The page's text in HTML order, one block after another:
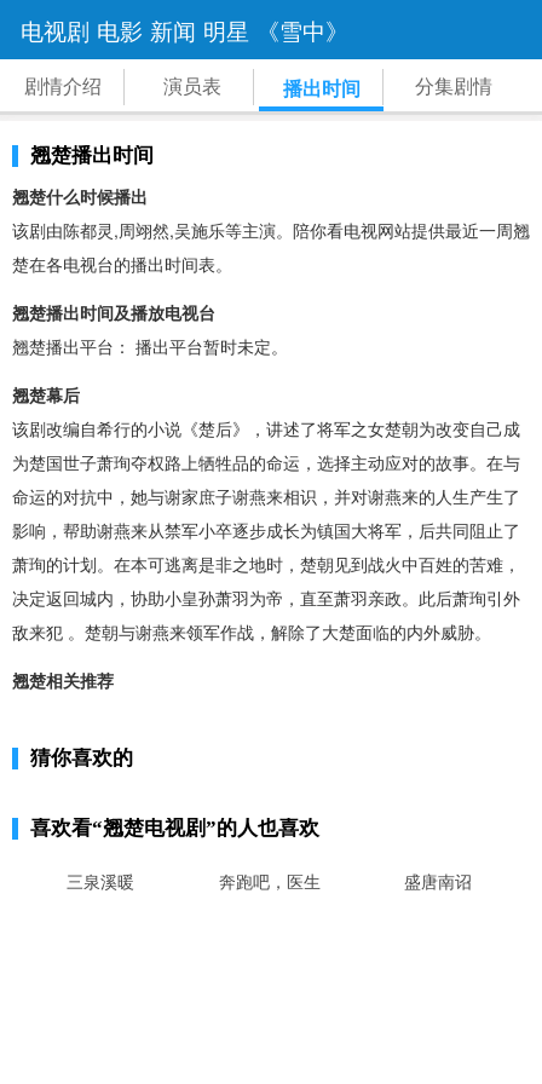
电视剧 电影 新闻 明星 《雪中》
剧情介绍 演员表 播出时间 分集剧情
翘楚播出时间
翘楚什么时候播出
该剧由陈都灵,周翊然,吴施乐等主演。陪你看电视网站提供最近一周翘
楚在各电视台的播出时间表。
翘楚播出时间及播放电视台
翘楚播出平台： 播出平台暂时未定。
翘楚幕后
该剧改编自希行的小说《楚后》，讲述了将军之女楚朝为改变自己成
为楚国世子萧珣夺权路上牺牲品的命运，选择主动应对的故事。在与
命运的对抗中，她与谢家庶子谢燕来相识，并对谢燕来的人生产生了
影响，帮助谢燕来从禁军小卒逐步成长为镇国大将军，后共同阻止了
萧珣的计划。在本可逃离是非之地时，楚朝见到战火中百姓的苦难，
决定返回城内，协助小皇孙萧羽为帝，直至萧羽亲政。此后萧珣引外
敌来犯 。楚朝与谢燕来领军作战，解除了大楚面临的内外威胁。
翘楚相关推荐
猜你喜欢的
喜欢看“翘楚电视剧”的人也喜欢
三泉溪暖 奔跑吧，医生 盛唐南诏